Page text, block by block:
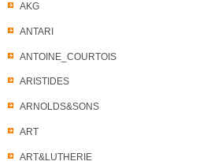
AKG
ANTARI
ANTOINE_COURTOIS
ARISTIDES
ARNOLDS&SONS
ART
ART&LUTHERIE